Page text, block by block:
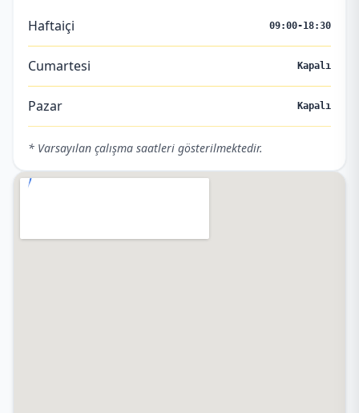
Haftaiçi 09:00-18:30
Cumartesi Kapalı
Pazar Kapalı
* Varsayılan çalışma saatleri gösterilmektedir.